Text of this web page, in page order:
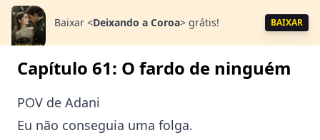
Baixar <Deixando a Coroa> grátis! BAIXAR
Capítulo 61: O fardo de ninguém
POV de Adani
Eu não conseguia uma folga.